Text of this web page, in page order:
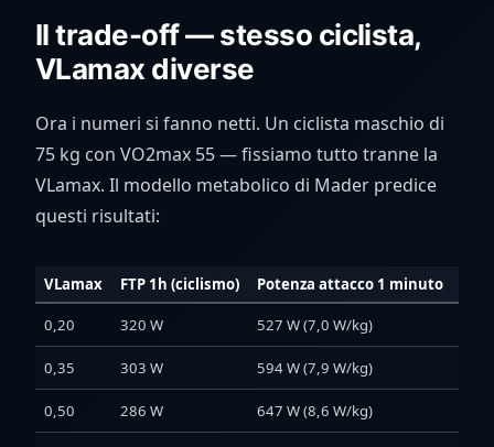
Il trade-off — stesso ciclista,
VLamax diverse
Ora i numeri si fanno netti. Un ciclista maschio di
75 kg con VO2max 55 — fissiamo tutto tranne la
VLamax. Il modello metabolico di Mader predice
questi risultati:
VLamax FTP 1h (ciclismo) Potenza attacco 1 minuto
0,20 320 W 527 W (7,0 W/kg)
0,35 303 W 594 W (7,9 W/kg)
0,50 286 W 647 W (8,6 W/kg)